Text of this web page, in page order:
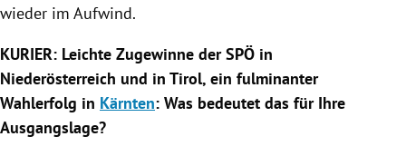
wieder im Aufwind.
KURIER: Leichte Zugewinne derSPÖ in
Niederösterreich und in Tirol, ein fulminanter
Wahlerfolg in Kärnten: Was bedeutet das für Ihre
Ausgangslage?